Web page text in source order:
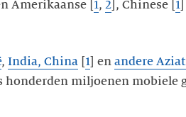
Amerikaanse [ 1, 2 ], Chinese [ 1
, India, China 1 ] en andere
honderden miljoenen mobiele